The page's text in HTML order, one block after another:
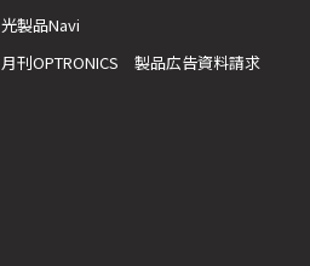
光製品Navi
月刊OPTRONICS 製品広告資料請求